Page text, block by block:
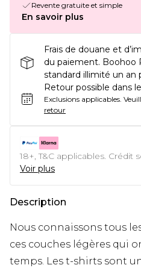
Revente gratuite et simple
En savoir plus
Frais de douane et
du paiement. Boohoo
standard illimité un an
Retour possible dans
Exclusions applicables.
retour
18+, T&C applicables. Crédit
Voir plus
Description
Nous connaissons tous
ces couches légères qui
temps. Les t-shirts sont